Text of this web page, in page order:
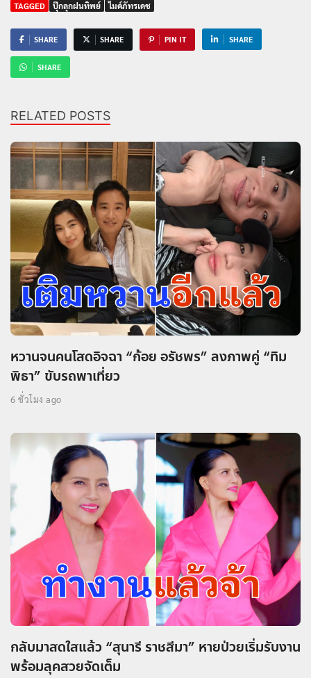
TAGGED ปุ๊กลุกฝนทิพย์ ไมค์ภัทรเดช
SHARE SHARE PIN IT SHARE
SHARE
RELATED POSTS
หวานจนคนโสดอิจฉา “ก้อย อรัชพร” ลงภาพคู่ “ทิม
พิธา” ขับรถพาเที่ยว
6 ชั่วโมง ago
กลับมาสดใสแล้ว “สุนารี ราชสีมา” หายป่วยเริ่มรับงาน
พร้อมลุคสวยจัดเต็ม